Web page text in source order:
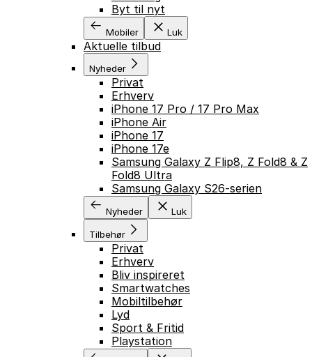
Byt til nyt
Mobiler Luk
Aktuelle tilbud
Nyheder
Privat
Erhverv
iPhone 17 Pro / 17 Pro Max
iPhone Air
iPhone 17
iPhone 17e
Samsung Galaxy Z Flip8, Z Fold8 & Z
Fold8 Ultra
Samsung Galaxy S26-serien
Nyheder Luk
Tilbehør
Privat
Erhverv
Bliv inspireret
Smartwatches
Mobiltilbehør
Lyd
Sport & Fritid
Playstation